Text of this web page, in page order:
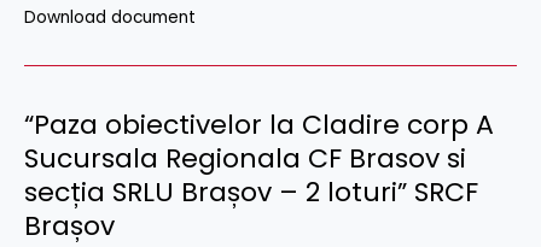
Download document
“Paza obiectivelor la Cladire corp A
Sucursala Regionala CF Brasov si
secția SRLU Brașov – 2 loturi” SRCF
Brașov